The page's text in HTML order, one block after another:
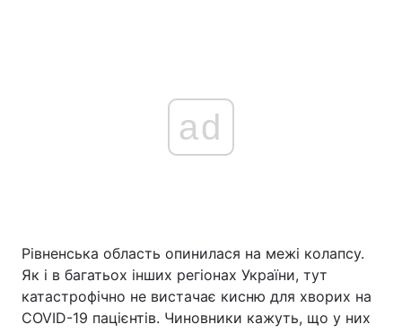
ad
Рівненська область опинилася на межі колапсу.
Як і в багатьох інших регіонах України, тут
катастрофічно не вистачає кисню для хворих на
COVID-19 пацієнтів. Чиновники кажуть, що у них